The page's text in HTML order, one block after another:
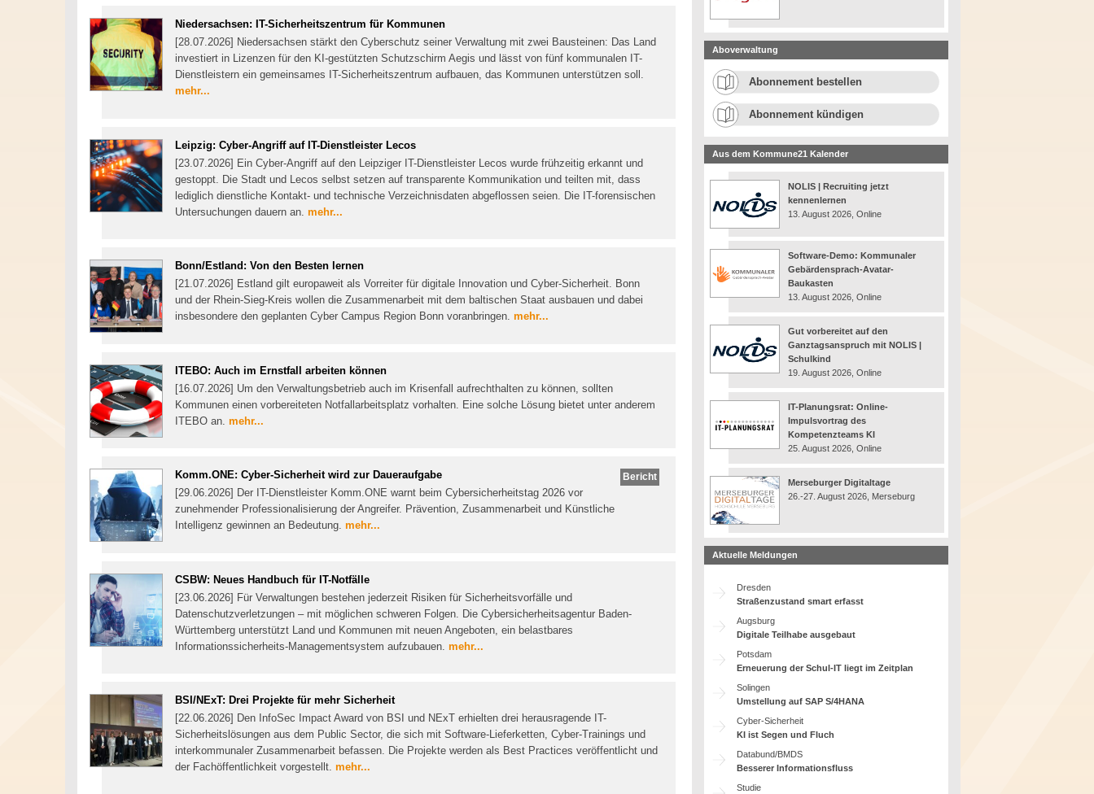
Niedersachsen: IT-Sicherheitszentrum für Kommunen
[28.07.2026] Niedersachsen stärkt den Cyberschutz seiner Verwaltung mit zwei Bausteinen: Das Land
investiert in Lizenzen für den KI-gestützten Schutzschirm Aegis und lässt von fünf kommunalen IT-
Dienstleistern ein gemeinsames IT-Sicherheitszentrum aufbauen, das Kommunen unterstützen soll.
mehr...
Leipzig: Cyber-Angriff auf IT-Dienstleister Lecos
[23.07.2026] Ein Cyber-Angriff auf den Leipziger IT-Dienstleister Lecos wurde frühzeitig erkannt und
gestoppt. Die Stadt und Lecos selbst setzen auf transparente Kommunikation und teilten mit, dass
lediglich dienstliche Kontakt- und technische Verzeichnisdaten abgeflossen seien. Die IT-forensischen
Untersuchungen dauern an. mehr...
Bonn/Estland: Von den Besten lernen
[21.07.2026] Estland gilt europaweit als Vorreiter für digitale Innovation und Cyber-Sicherheit. Bonn
und der Rhein-Sieg-Kreis wollen die Zusammenarbeit mit dem baltischen Staat ausbauen und dabei
insbesondere den geplanten Cyber Campus Region Bonn voranbringen. mehr...
ITEBO: Auch im Ernstfall arbeiten können
[16.07.2026] Um den Verwaltungsbetrieb auch im Krisenfall aufrechthalten zu können, sollten
Kommunen einen vorbereiteten Notfallarbeitsplatz vorhalten. Eine solche Lösung bietet unter anderem
ITEBO an. mehr...
Bericht
Komm.ONE: Cyber-Sicherheit wird zur Daueraufgabe
[29.06.2026] Der IT-Dienstleister Komm.ONE warnt beim Cybersicherheitstag 2026 vor
zunehmender Professionalisierung der Angreifer. Prävention, Zusammenarbeit und Künstliche
Intelligenz gewinnen an Bedeutung. mehr...
CSBW: Neues Handbuch für IT-Notfälle
[23.06.2026] Für Verwaltungen bestehen jederzeit Risiken für Sicherheitsvorfälle und
Datenschutzverletzungen – mit möglichen schweren Folgen. Die Cybersicherheitsagentur Baden-
Württemberg unterstützt Land und Kommunen mit neuen Angeboten, ein belastbares
Informationssicherheits-Managementsystem aufzubauen. mehr...
BSI/NExT: Drei Projekte für mehr Sicherheit
[22.06.2026] Den InfoSec Impact Award von BSI und NExT erhielten drei herausragende IT-
Sicherheitslösungen aus dem Public Sector, die sich mit Software-Lieferketten, Cyber-Trainings und
interkommunaler Zusammenarbeit befassen. Die Projekte werden als Best Practices veröffentlicht und
der Fachöffentlichkeit vorgestellt. mehr...
Aboverwaltung
Abonnement bestellen
Abonnement kündigen
Aus dem Kommune21 Kalender
NOLIS | Recruiting jetzt
kennenlernen
13. August 2026, Online
Software-Demo: Kommunaler
Gebärdensprach-Avatar-
Baukasten
13. August 2026, Online
Gut vorbereitet auf den
Ganztagsanspruch mit NOLIS |
Schulkind
19. August 2026, Online
IT-Planungsrat: Online-
Impulsvortrag des
Kompetenzteams KI
25. August 2026, Online
Merseburger Digitaltage
26.-27. August 2026, Merseburg
Aktuelle Meldungen
Dresden
Straßenzustand smart erfasst
Augsburg
Digitale Teilhabe ausgebaut
Potsdam
Erneuerung der Schul-IT liegt im Zeitplan
Solingen
Umstellung auf SAP S/4HANA
Cyber-Sicherheit
KI ist Segen und Fluch
Databund/BMDS
Besserer Informationsfluss
Studie